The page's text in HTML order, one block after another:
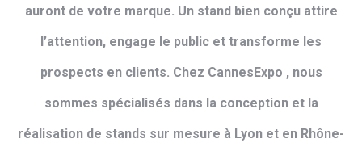
auront de votre marque. Un stand bien conçu attire
l’attention, engage le public et transforme les
prospects en clients. Chez CannesExpo , nous
sommes spécialisés dans la conception et la
réalisation de stands sur mesure à Lyon et en Rhône-